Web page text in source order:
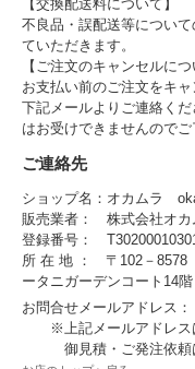
【交換配送料について】
不良品・誤配送等につい
ていただきます。
【ご注文のキャンセルにつ
お支払い前のご注文をキ
下記メールよりご連絡く
はお受けできませんのでご
ご連絡先
ショップ名：オカムラ
販売業者： 株式会社オカ
登録番号：
所 在 地 ： 〒102－
ータニガーデンコート14階
お問合せメールアドレス
※上記メールアドレスは
御見積・ご発注依頼は